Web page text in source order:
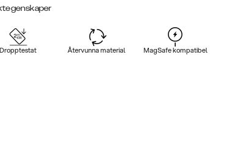
Dropptestat Återvunna material MagSafe kompatibel